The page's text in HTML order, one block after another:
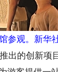
观。新华
的创新项